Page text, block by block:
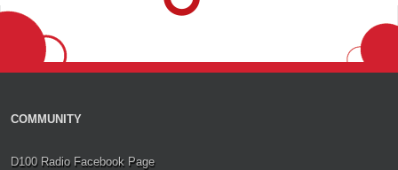
COMMUNITY
D100 Radio Facebook Page